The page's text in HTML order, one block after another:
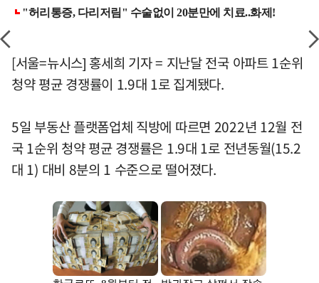
[서울=뉴시스] 홍세희 기자 = 지난달 전국 아파트 1순위
청약 평균 경쟁률이 1.9대 1로 집계됐다.
5일 부동산 플랫폼업체 직방에 따르면 2022년 12월 전
국 1순위 청약 평균 경쟁률은 1.9대 1로 전년동월(15.2
대 1) 대비 8분의 1 수준으로 떨어졌다.